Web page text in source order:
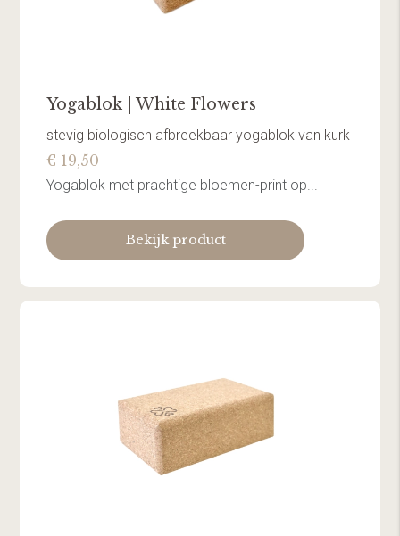
Yogablok | White Flowers
stevig biologisch afbreekbaar yogablok van kurk
€ 19,50
Yogablok met prachtige bloemen-print op...
Bekijk product